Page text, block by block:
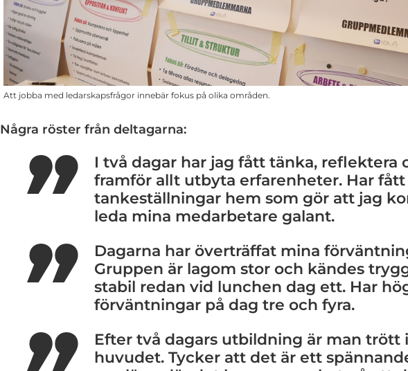
Att jobba med ledarskapsfrågor innebär fokus på olika områden.
Några röster från deltagarna:
I två dagar har jag fått tänka, reflektera
framför allt utbyta erfarenheter. Har
tankeställningar hem som gör att jag
leda mina medarbetare galant.
Dagarna har överträffat mina
Gruppen är lagom stor och kändes
stabil redan vid lunchen dag ett. Har
förväntningar på dag tre och fyra.
Efter två dagars utbildning är man trött i
huvudet. Tycker att det är ett